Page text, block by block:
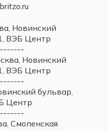
Новинский
ВЭБ Центр
Новинский
ВЭБ Центр
бульвар,
Центр
Смоленская